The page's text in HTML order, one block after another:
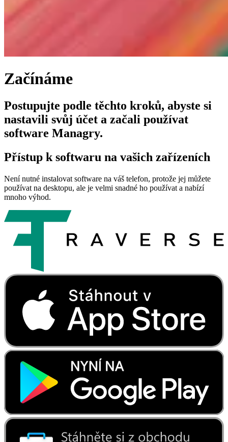
Začínáme
Postupujte podle těchto kroků, abyste si
nastavili svůj účet a začali používat
software Managry.
Přístup k softwaru na vašich zařízeních
Není nutné instalovat software na váš telefon, protože jej můžete
používat na desktopu, ale je velmi snadné ho používat a nabízí
mnoho výhod.